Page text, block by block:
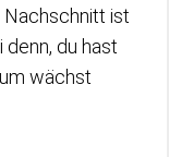
Nachschnitt ist
du hast
wächst